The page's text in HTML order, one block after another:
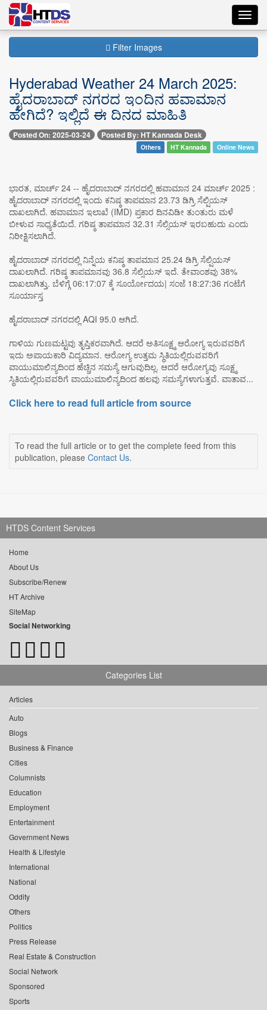
Filter Images
Hyderabad Weather 24 March 2025:
ಹೈದರಾಬಾದ್ ನಗರದ ಇಂದಿನ ಹವಾಮಾನ
ಹೇಗಿದೆ? ಇಲ್ಲಿದೆ ಈ ದಿನದ ಮಾಹಿತಿ
Posted On: 2025-03-24 Posted By: HT Kannada Desk
Others HT Kannada Online News
ಭಾರತ, ಮಾರ್ಚ್ 24 -- ಹೈದರಾಬಾದ್ ನಗರದಲ್ಲಿ ಹವಾಮಾನ 24 ಮಾರ್ಚ್ 2025 :
ಹೈದರಾಬಾದ್ ನಗರದಲ್ಲಿ ಇಂದು ಕನಿಷ್ಠ ತಾಪಮಾನ 23.73 ಡಿಗ್ರಿ ಸೆಲ್ಷಿಯಸ್
ದಾಖಲಾಗಿದೆ. ಹವಾಮಾನ ಇಲಾಖೆ (IMD) ಪ್ರಕಾರ ದಿನವಿಡೀ ತುಂತುರು ಮಳೆ
ಬೀಳುವ ಸಾಧ್ಯತೆಯಿದೆ. ಗರಿಷ್ಠ ತಾಪಮಾನ 32.31 ಸೆಲ್ಸಿಯಸ್ ಇರಬಹುದು ಎಂದು
ನಿರೀಕ್ಷಿಸಲಾಗಿದೆ.
ಹೈದರಾಬಾದ್ ನಗರದಲ್ಲಿ ನಿನ್ನೆಯ ಕನಿಷ್ಠ ತಾಪಮಾನ 25.24 ಡಿಗ್ರಿ ಸೆಲ್ಷಿಯಸ್
ದಾಖಲಾಗಿದೆ. ಗರಿಷ್ಠ ತಾಪಮಾನವು 36.8 ಸೆಲ್ಸಿಯಸ್ ಇದೆ. ತೇವಾಂಶವು 38%
ದಾಖಲಾಗಿತ್ತು. ಬೆಳಿಗ್ಗೆ 06:17:07 ಕ್ಕೆ ಸೂರ್ಯೋದಯ| ಸಂಜೆ 18:27:36 ಗಂಟೆಗೆ
ಸೂರ್ಯಾಸ್ತ
ಹೈದರಾಬಾದ್ ನಗರದಲ್ಲಿ AQI 95.0 ಆಗಿದೆ.
ಗಾಳಿಯ ಗುಣಮಟ್ಟವು ತೃಪ್ತಿಕರವಾಗಿದೆ. ಆದರೆ ಅತಿಸೂಕ್ಷ್ಮ ಆರೋಗ್ಯ ಇರುವವರಿಗೆ
ಇದು ಅಪಾಯಕಾರಿ ವಿದ್ಯಮಾನ. ಆರೋಗ್ಯ ಉತ್ತಮ ಸ್ಥಿತಿಯಲ್ಲಿರುವವರಿಗೆ
ವಾಯುಮಾಲಿನ್ಯದಿಂದ ಹೆಚ್ಚಿನ ಸಮಸ್ಯೆ ಆಗುವುದಿಲ್ಲ. ಆದರೆ ಆರೋಗ್ಯವು ಸೂಕ್ಷ್ಮ
ಸ್ಥಿತಿಯಲ್ಲಿರುವವರಿಗೆ ವಾಯುಮಾಲಿನ್ಯದಿಂದ ಹಲವು ಸಮಸ್ಯೆಗಳಾಗುತ್ತವೆ. ವಾತಾವ...
Click here to read full article from source
To read the full article or to get the complete feed from this
publication, please Contact Us.
HTDS Content Services
Home
About Us
Subscribe/Renew
HT Archive
SiteMap
Social Networking
Categories List
Articles
Auto
Blogs
Business & Finance
Cities
Columnists
Education
Employment
Entertainment
Government News
Health & Lifestyle
International
National
Oddity
Others
Politics
Press Release
Real Estate & Construction
Social Network
Sponsored
Sports